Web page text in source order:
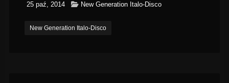
25 paź, 2014 New Generation Italo-Disco
New Generation Italo-Disco